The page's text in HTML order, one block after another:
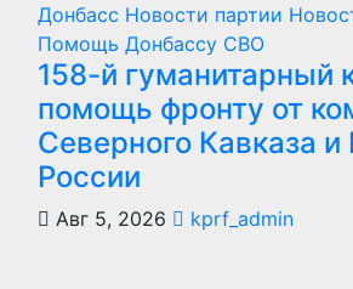
Донбасс Новости партии
Помощь Донбассу СВО
158-й гуманитарный
помощь фронту от
Северного Кавказа и
России
Авг 5, 2026 kprf_admin